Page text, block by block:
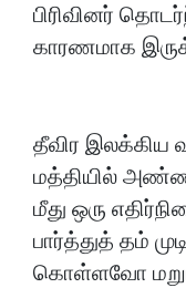
பிரிவினர்
காரணமாக
தீவிர இலக்கிய
மத்தியில்
மீது ஒரு
பார்த்துத் தம்
கொள்ளவோ